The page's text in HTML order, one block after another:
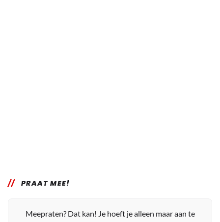
PRAAT MEE!
Meepraten? Dat kan! Je hoeft je alleen maar aan te